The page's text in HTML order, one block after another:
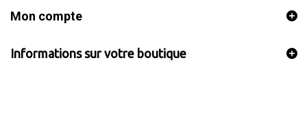
Mon compte
Informations sur votre boutique